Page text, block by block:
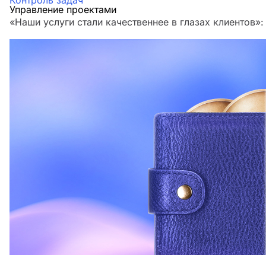
Управление проектами
«Наши услуги стали качественнее в глазах